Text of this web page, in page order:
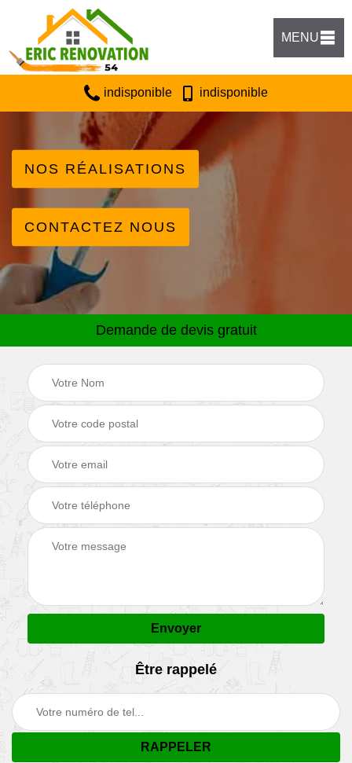
MENU
indisponible indisponible
NOS RÉALISATIONS
CONTACTEZ NOUS
Demande de devis gratuit
Être rappelé